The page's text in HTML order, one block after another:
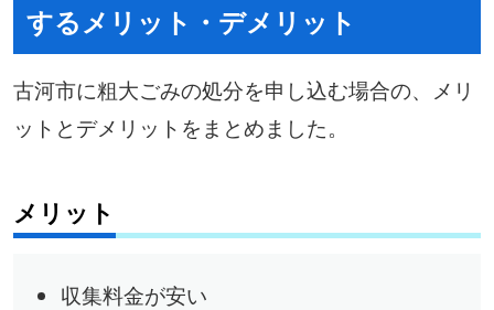
するメリット・デメリット
古河市に粗大ごみの処分を申し込む場合の、メリ
ットとデメリットをまとめました。
メリット
収集料金が安い